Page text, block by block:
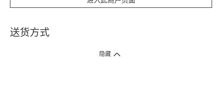
送货方式
1. 送货到府（受卫生署条例规管产品除外 ）
隐藏